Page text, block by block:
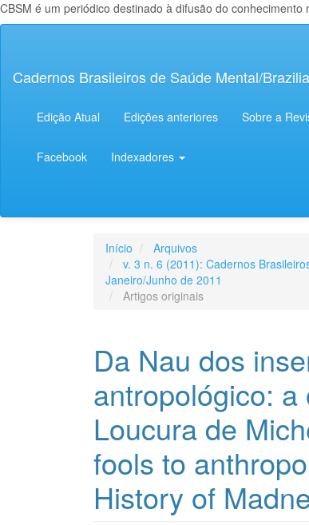
CBSM é um periódico destinado à difusão do
principal
Lateral
Cadernos Brasileiros de Saúde Mental/
Edição Atual Edições anteriores Sobre a
Facebook Indexadores
Início
Arquivos
v. 3 n. 6 (2011): Cadernos
Janeiro/Junho de 2011
Artigos originais
Da Nau dos
antropológico:
Loucura de
fools to
History of